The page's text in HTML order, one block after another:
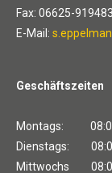
Fax: 06625-919483
E-Mail:
Geschäftszeiten
Montags: 08:00
Dienstags:
Mittwochs